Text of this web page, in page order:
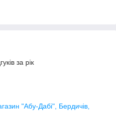
за рік
"Абу-Дабі", Бердичів,